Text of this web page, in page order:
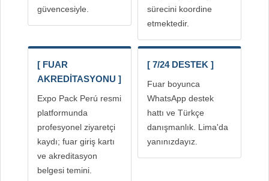
güvencesiyle.
sürecini koordine
etmektedir.
[ FUAR
AKREDİTASYONU ]
Expo Pack Perú resmi
platformunda
profesyonel ziyaretçi
kaydı; fuar giriş kartı
ve akreditasyon
belgesi temini.
[ 7/24 DESTEK ]
Fuar boyunca
WhatsApp destek
hattı ve Türkçe
danışmanlık. Lima'da
yanınızdayız.